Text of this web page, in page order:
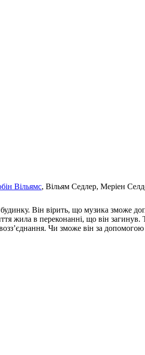
Вільямс, Вільям Седлер, Меріен
Він вірить, що музика зможе
жила в переконанні, що він
Чи зможе він за допомогою